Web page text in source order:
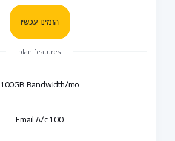
הזמינו עכשיו
plan features
100GB Bandwidth/mo
100 Email A/c